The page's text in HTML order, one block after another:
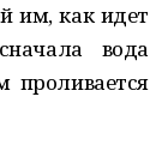
им, как идет
вода
проливается